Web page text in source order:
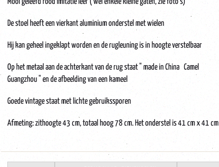
Mooi geleefd rood imitatie leer ( wel enkele kleine gaten, zie foto's)
De stoel heeft een vierkant aluminium onderstel met wielen
Hij kan geheel ingeklapt worden en de rugleuning is in hoogte verstelbaar
Op het metaal aan de achterkant van de rug staat " made in China Camel
Guangzhou " en de afbeelding van een kameel
Goede vintage staat met lichte gebruikssporen
Afmeting: zithoogte 43 cm, totaal hoog 78 cm. Het onderstel is 41 cm x 41 cm